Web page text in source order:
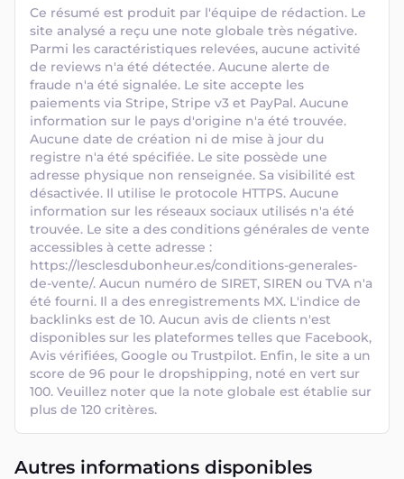
Ce résumé est produit par l'équipe de rédaction. Le
site analysé a reçu une note globale très négative.
Parmi les caractéristiques relevées, aucune activité
de reviews n'a été détectée. Aucune alerte de
fraude n'a été signalée. Le site accepte les
paiements via Stripe, Stripe v3 et PayPal. Aucune
information sur le pays d'origine n'a été trouvée.
Aucune date de création ni de mise à jour du
registre n'a été spécifiée. Le site possède une
adresse physique non renseignée. Sa visibilité est
désactivée. Il utilise le protocole HTTPS. Aucune
information sur les réseaux sociaux utilisés n'a été
trouvée. Le site a des conditions générales de vente
accessibles à cette adresse :
https://lesclesdubonheur.es/conditions-generales-
de-vente/. Aucun numéro de SIRET, SIREN ou TVA n'a
été fourni. Il a des enregistrements MX. L'indice de
backlinks est de 10. Aucun avis de clients n'est
disponibles sur les plateformes telles que Facebook,
Avis vérifiées, Google ou Trustpilot. Enfin, le site a un
score de 96 pour le dropshipping, noté en vert sur
100. Veuillez noter que la note globale est établie sur
plus de 120 critères.
Autres informations disponibles